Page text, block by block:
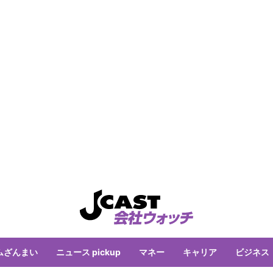
ざんまい ニュース pickup マネー キャリア ビジネス